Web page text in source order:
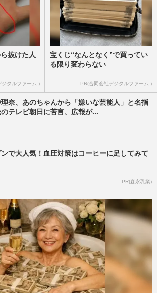
抜けた人
ジタルファーム )
宝くじ“なんとなく”で買ってい
る限り変わらない
PR(合同会社デジタルファーム )
奈、あのちゃんから「嫌いな芸能人」と名指
のテレビ朝日に苦言、広報が...
で大人気！血圧対策はコーヒーに足してみて
PR(森永乳業)